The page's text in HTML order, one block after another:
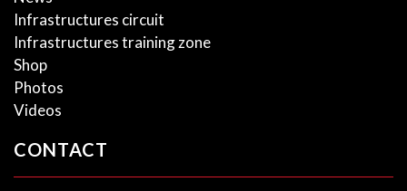
Infrastructures circuit
Infrastructures training zone
Shop
Photos
Videos
CONTACT